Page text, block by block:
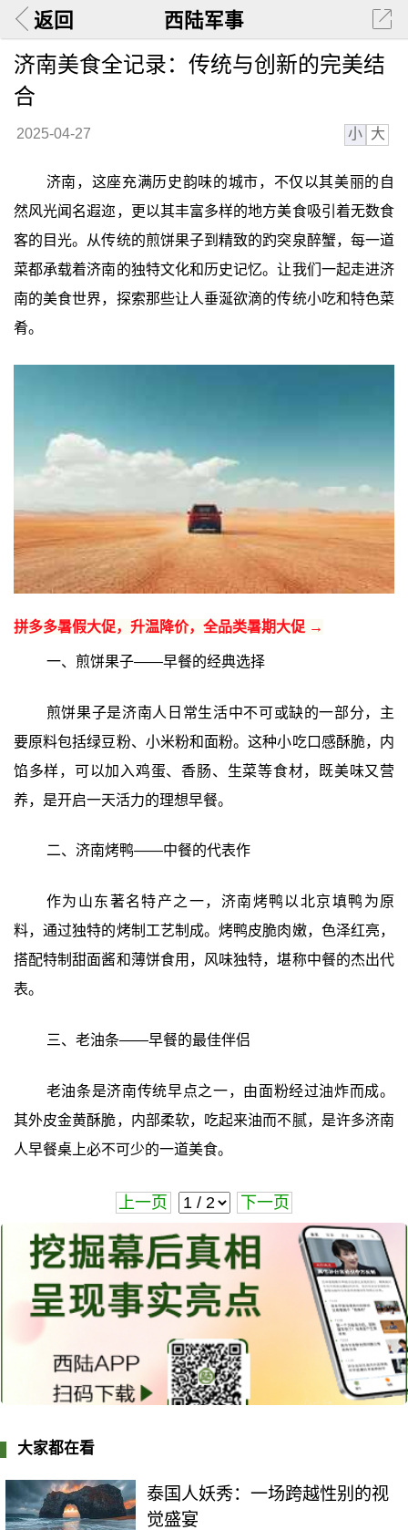
返回 西陆军事
济南美食全记录：传统与创新的完美结
合
2025-04-27 小 大
济南，这座充满历史韵味的城市，不仅以其美丽的自
然风光闻名遐迩，更以其丰富多样的地方美食吸引着无数食
客的目光。从传统的煎饼果子到精致的趵突泉醉蟹，每一道
菜都承载着济南的独特文化和历史记忆。让我们一起走进济
南的美食世界，探索那些让人垂涎欲滴的传统小吃和特色菜
肴。
拼多多暑假大促，升温降价，全品类暑期大促 →
一、煎饼果子——早餐的经典选择
煎饼果子是济南人日常生活中不可或缺的一部分，主
要原料包括绿豆粉、小米粉和面粉。这种小吃口感酥脆，内
馅多样，可以加入鸡蛋、香肠、生菜等食材，既美味又营
养，是开启一天活力的理想早餐。
二、济南烤鸭——中餐的代表作
作为山东著名特产之一，济南烤鸭以北京填鸭为原
料，通过独特的烤制工艺制成。烤鸭皮脆肉嫩，色泽红亮，
搭配特制甜面酱和薄饼食用，风味独特，堪称中餐的杰出代
表。
三、老油条——早餐的最佳伴侣
老油条是济南传统早点之一，由面粉经过油炸而成。
其外皮金黄酥脆，内部柔软，吃起来油而不腻，是许多济南
人早餐桌上必不可少的一道美食。
上一页 下一页
大家都在看
泰国人妖秀：一场跨越性别的视
觉盛宴